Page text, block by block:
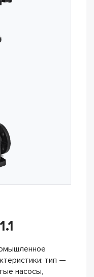
тип —
насосы,